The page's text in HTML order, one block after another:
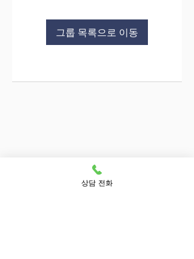
그룹 목록으로 이동
상담 전화